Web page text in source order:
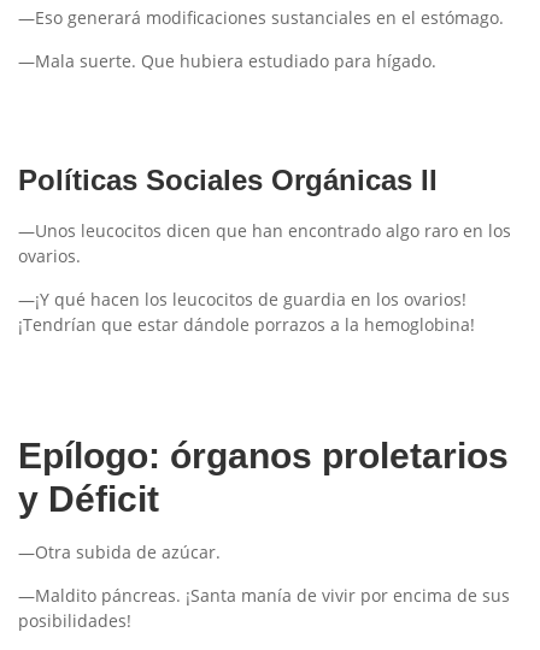
—Eso generará modificaciones sustanciales en el estómago.
—Mala suerte. Que hubiera estudiado para hígado.
Políticas Sociales Orgánicas II
—Unos leucocitos dicen que han encontrado algo raro en los
ovarios.
—¡Y qué hacen los leucocitos de guardia en los ovarios!
¡Tendrían que estar dándole porrazos a la hemoglobina!
Epílogo: órganos proletarios
y Déficit
—Otra subida de azúcar.
—Maldito páncreas. ¡Santa manía de vivir por encima de sus
posibilidades!